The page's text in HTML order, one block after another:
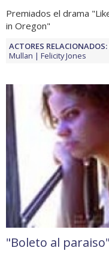
Premiados el drama
in Oregon"
ACTORES RELACIONADOS:
Mullan
Felicity Jones
"Boleto al